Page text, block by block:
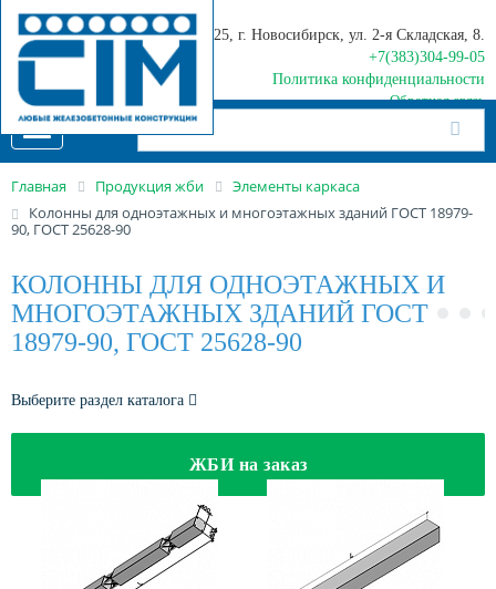
630025, г. Новосибирск, ул. 2-я Складская, 8.
+7(383)304-99-05
Политика конфиденциальности
Обратная связь
navigation
Главная Продукция жби
Элементы каркаса
Колонны для одноэтажных и многоэтажных зданий ГОСТ 18979-
90, ГОСТ 25628-90
КОЛОННЫ ДЛЯ ОДНОЭТАЖНЫХ И
МНОГОЭТАЖНЫХ ЗДАНИЙ ГОСТ
18979-90, ГОСТ 25628-90
Выберите раздел каталога
ЖБИ на заказ